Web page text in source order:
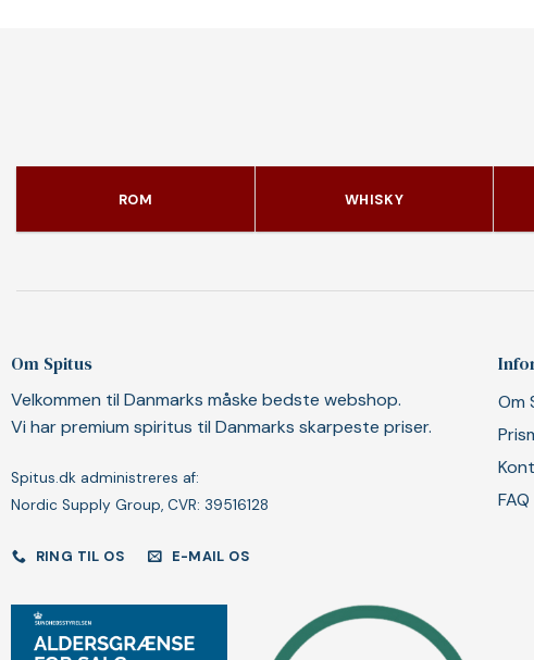
ROM WHISKY
Om Spitus
Velkommen til Danmarks måske bedste webshop.
Vi har premium spiritus til Danmarks skarpeste priser.
Spitus.dk administreres af:
Nordic Supply Group, CVR: 39516128
RING TIL OS E-MAIL OS
Om
FAQ